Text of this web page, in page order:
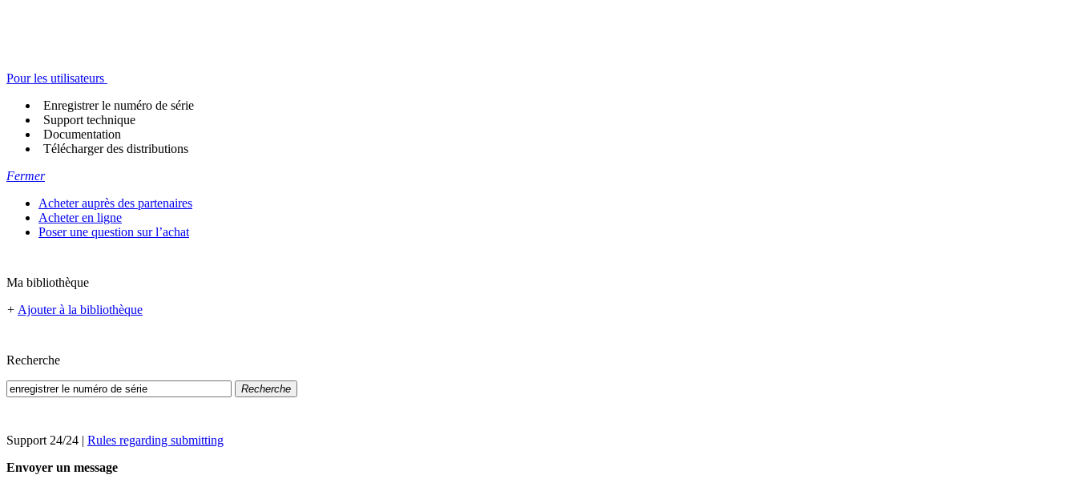
Pour les utilisateurs
Enregistrer le numéro de série
Support technique
Documentation
Télécharger des distributions
Fermer
Acheter auprès des partenaires
Acheter en ligne
Poser une question sur l’achat
Ma bibliothèque
+ Ajouter à la bibliothèque
Recherche
Recherche
Support 24/24 | Rules regarding submitting
Envoyer un message